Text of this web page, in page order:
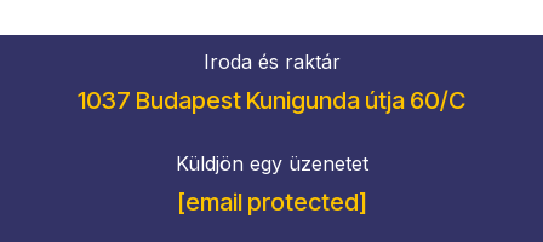
Iroda és raktár
1037 Budapest Kunigunda útja 60/C
Küldjön egy üzenetet
[email protected]